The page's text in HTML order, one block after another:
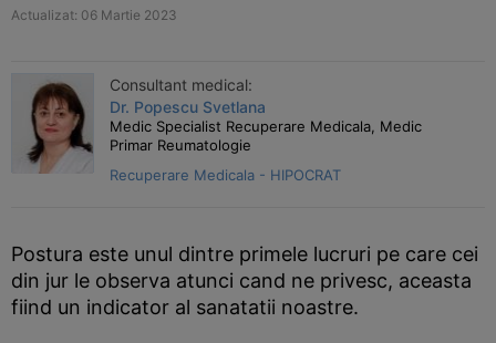
Actualizat: 06 Martie 2023
Consultant medical:
Dr. Popescu Svetlana
Medic Specialist Recuperare Medicala, Medic
Primar Reumatologie
Recuperare Medicala - HIPOCRAT
Postura este unul dintre primele lucruri pe care cei
din jur le observa atunci cand ne privesc, aceasta
fiind un indicator al sanatatii noastre.